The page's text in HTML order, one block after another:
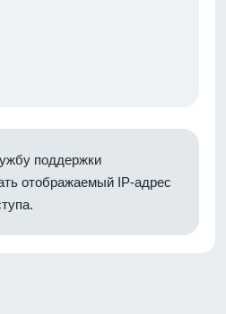
поддержки
отображаемый IP-адрес